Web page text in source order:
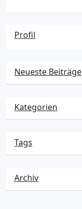
Profil
Neueste Beiträge
Kategorien
Tags
Archiv